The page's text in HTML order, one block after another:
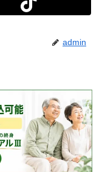
admin